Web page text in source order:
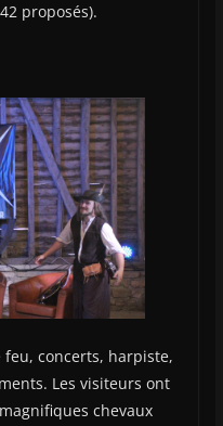
proposés).
concerts, harpiste,
Les visiteurs ont
chevaux